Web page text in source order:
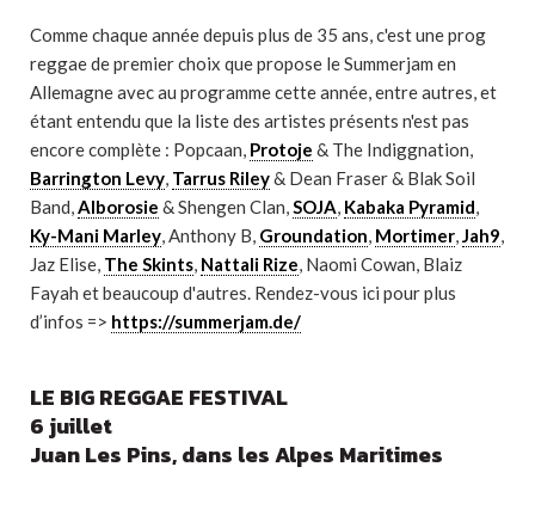
Comme chaque année depuis plus de 35 ans, c'est une prog
reggae de premier choix que propose le Summerjam en
Allemagne avec au programme cette année, entre autres, et
étant entendu que la liste des artistes présents n'est pas
encore complète : Popcaan, Protoje & The Indiggnation,
Barrington Levy, Tarrus Riley& Dean Fraser & Blak Soil
Band,Alborosie & Shengen Clan,SOJA, Kabaka Pyramid,
Ky-Mani Marley, Anthony B, Groundation, Mortimer,Jah9,
Jaz Elise, The Skints, Nattali Rize, Naomi Cowan, Blaiz
Fayah et beaucoup d'autres. Rendez-vous ici pour plus
d’infos => https://summerjam.de/
LE BIG REGGAE FESTIVAL
6 juillet
Juan Les Pins, dans les Alpes Maritimes